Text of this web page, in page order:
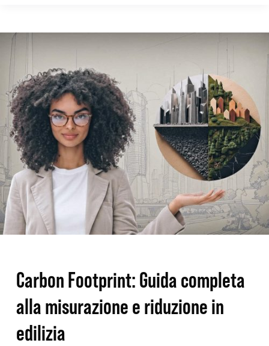
Carbon Footprint: Guida completa
alla misurazione e riduzione in
edilizia
Carbon
Footprint:
Guida
completa
alla
misurazione
riduzione
in
edilizia